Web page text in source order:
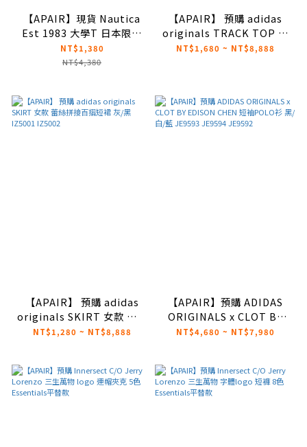
【APAIR】現貨 Nautica
Est 1983 大學T 日本限定
六色 現貨特惠
NT$1,380
NT$4,380
【APAIR】 預購 adidas
originals TRACK TOP 蕾
絲拉鍊翻領上衣 黑/灰
NT$1,680 ~ NT$8,888
【APAIR】 預購 adidas
originals SKIRT 女款 蕾絲
拼接百摺短裙 灰/黑 IZ5001
NT$1,280 ~ NT$8,888
【APAIR】預購 ADIDAS
ORIGINALS x CLOT BY
EDISON CHEN 短袖POLO
NT$4,680 ~ NT$7,980